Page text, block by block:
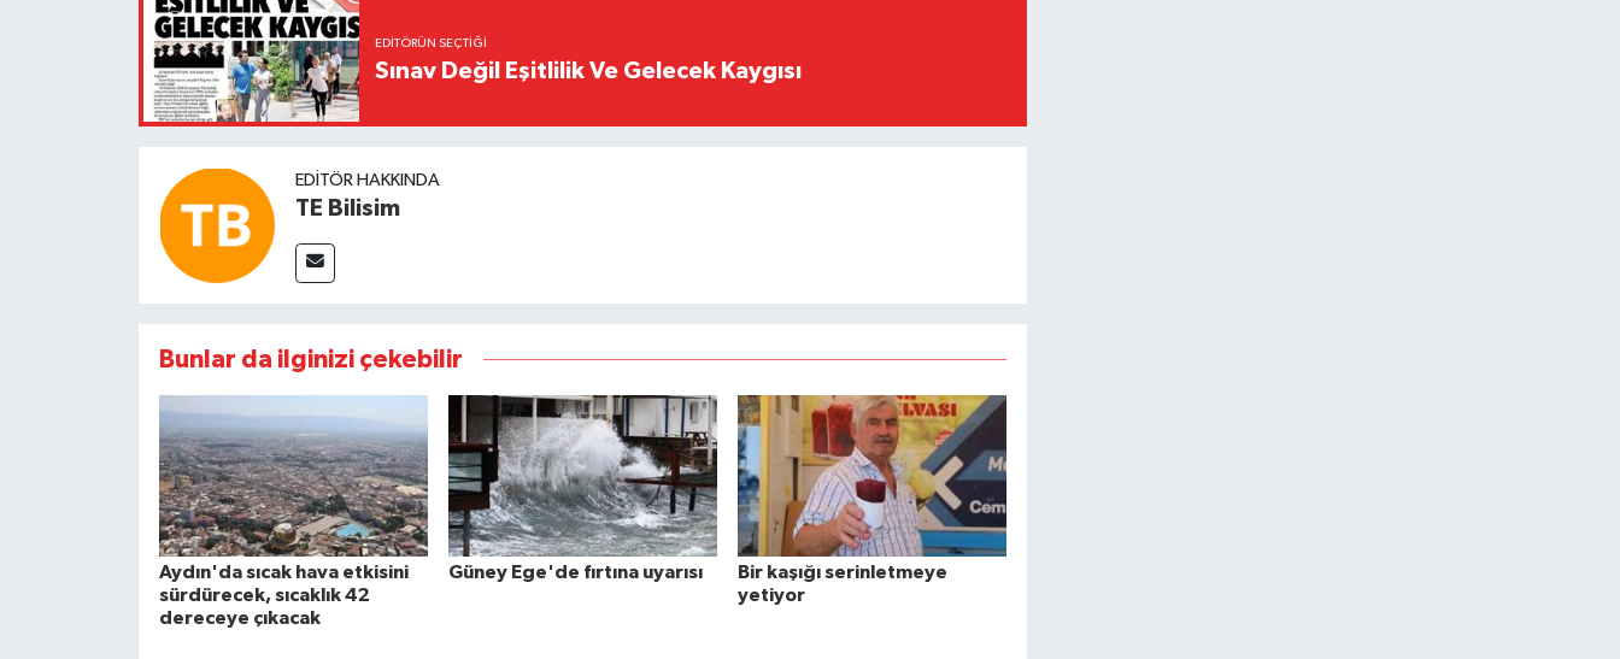
EDITÖRÜN SEÇTIĞI
Sınav Değil Eşitlilik Ve Gelecek Kaygısı
EDITÖR HAKKINDA
TE Bilisim
Bunlar da ilginizi çekebilir
Aydın'da sıcak hava etkisini
sürdürecek, sıcaklık 42
dereceye çıkacak
Güney Ege'de fırtına uyarısı
Bir kaşığı serinletmeye
yetiyor